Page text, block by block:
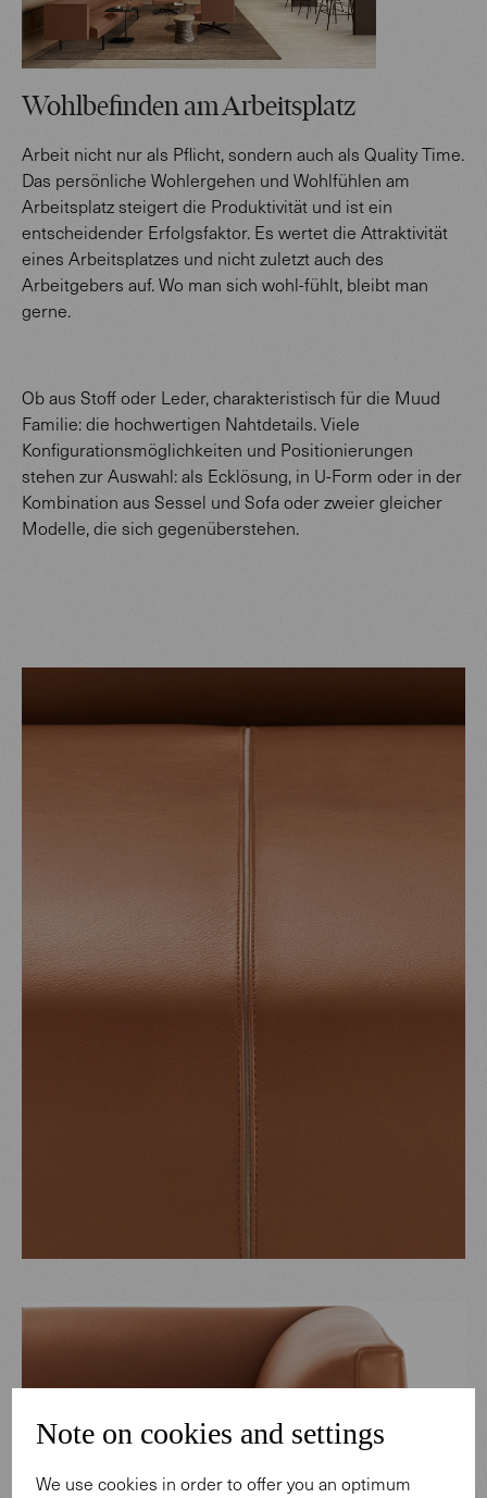
Wohlbefinden am Arbeitsplatz
Arbeit nicht nur als Pflicht, sondern auch als Quality Time.
Das persönliche Wohlergehen und Wohlfühlen am
Arbeitsplatz steigert die Produktivität und ist ein
entscheidender Erfolgsfaktor. Es wertet die Attraktivität
eines Arbeitsplatzes und nicht zuletzt auch des
Arbeitgebers auf. Wo man sich wohl-fühlt, bleibt man
gerne.
Ob aus Stoff oder Leder, charakteristisch für die Muud
Familie: die hochwertigen Nahtdetails. Viele
Konfigurationsmöglichkeiten und Positionierungen
stehen zur Auswahl: als Ecklösung, in U-Form oder in der
Kombination aus Sessel und Sofa oder zweier gleicher
Modelle, die sich gegenüberstehen.
Note on cookies and settings
We use cookies in order to offer you an optimum